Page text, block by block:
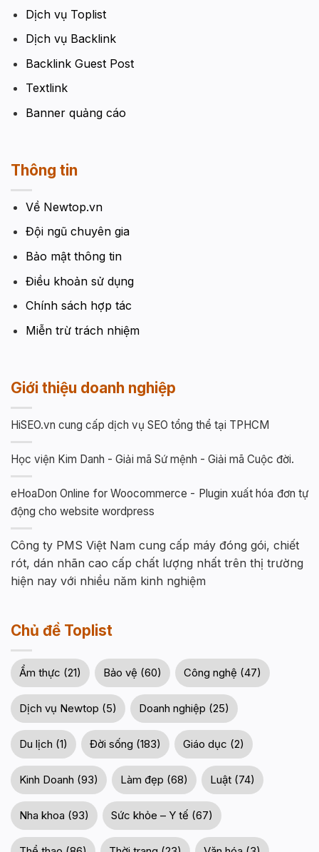
Dịch vụ Toplist
Dịch vụ Backlink
Backlink Guest Post
Textlink
Banner quảng cáo
Thông tin
Về Newtop.vn
Đội ngũ chuyên gia
Bảo mật thông tin
Điều khoản sử dụng
Chính sách hợp tác
Miễn trừ trách nhiệm
Giới thiệu doanh nghiệp
HiSEO.vn cung cấp dịch vụ SEO tổng thể tại TPHCM
Học viện Kim Danh - Giải mã Sứ mệnh - Giải mã Cuộc đời.
eHoaDon Online for Woocommerce - Plugin xuất hóa đơn tự
động cho website wordpress
Công ty PMS Việt Nam cung cấp máy đóng gói, chiết
rót, dán nhãn cao cấp chất lượng nhất trên thị trường
hiện nay với nhiều năm kinh nghiệm
Chủ đề Toplist
Ẩm thực (21) Bảo vệ (60) Công nghệ (47)
Dịch vụ Newtop (5) Doanh nghiệp (25)
Du lịch (1) Đời sống (183) Giáo dục (2)
Kinh Doanh (93) Làm đẹp (68) Luật (74)
Nha khoa (93) Sức khỏe – Y tế (67)